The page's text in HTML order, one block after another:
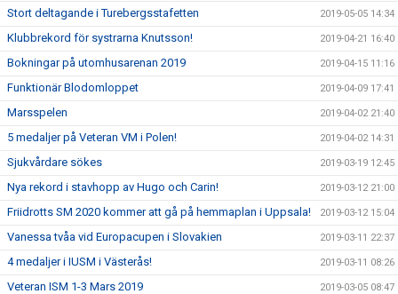
Stort deltagande i Turebergsstafetten 2019-05-05 14:34
Klubbrekord för systrarna Knutsson! 2019-04-21 16:40
Bokningar på utomhusarenan 2019 2019-04-15 11:16
Funktionär Blodomloppet 2019-04-09 17:41
Marsspelen 2019-04-02 21:40
5 medaljer på Veteran VM i Polen! 2019-04-02 14:31
Sjukvårdare sökes 2019-03-19 12:45
Nya rekord i stavhopp av Hugo och Carin! 2019-03-12 21:00
Friidrotts SM 2020 kommer att gå på hemmaplan i Uppsala! 2019-03-12 15:04
Vanessa tvåa vid Europacupen i Slovakien 2019-03-11 22:37
4 medaljer i IUSM i Västerås! 2019-03-11 08:26
Veteran ISM 1-3 Mars 2019 2019-03-05 08:47